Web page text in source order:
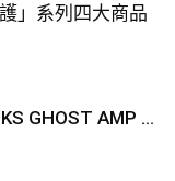
」系列四大商品
GHOST AMP ...